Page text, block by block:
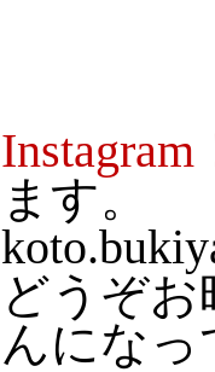
Instagram
ます。
どうぞ
んにな